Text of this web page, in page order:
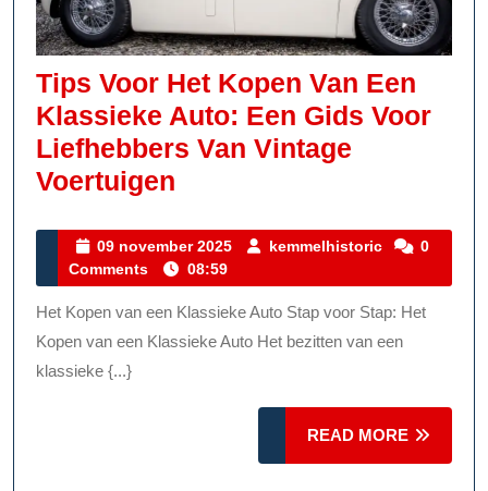
Tips Voor Het Kopen Van Een
Klassieke Auto: Een Gids Voor
Liefhebbers Van Vintage
Voertuigen
Het
Kopen
Van
Een
09 november 2025
09
2025
kemmelhistoric
0
Comments
08:59
Het Kopen van een Klassieke Auto Stap voor Stap: Het
Kopen van een Klassieke Auto Het bezitten van een
klassieke {...}
READ MORE
MORE